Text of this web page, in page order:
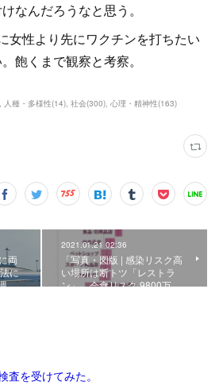
なんだろうなと思う。
女性より先にワクチンを打ちたい
飽くまで観察と考察。
人種・多様性(14) 社会(300) 心理・精神性(163)
両
に
…
2021.01.21 02:36
「写真・図版 | 感染リスク高
い場所は断トツ「レストラ
ン」 会食リスク 9800万…
査を受けてみた。